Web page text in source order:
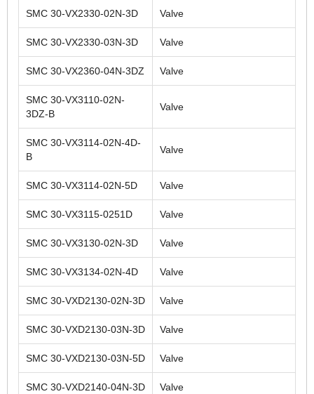
SMC 30-VX2330-02N-3D Valve
SMC 30-VX2330-03N-3D Valve
SMC 30-VX2360-04N-3DZ Valve
SMC 30-VX3110-02N-
3DZ-B
Valve
SMC 30-VX3114-02N-4D-
B
Valve
SMC 30-VX3114-02N-5D Valve
SMC 30-VX3115-0251D Valve
SMC 30-VX3130-02N-3D Valve
SMC 30-VX3134-02N-4D Valve
SMC 30-VXD2130-02N-3D Valve
SMC 30-VXD2130-03N-3D Valve
SMC 30-VXD2130-03N-5D Valve
SMC 30-VXD2140-04N-3D Valve